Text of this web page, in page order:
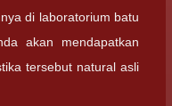
di laboratorium batu
akan mendapatkan
tersebut natural asli